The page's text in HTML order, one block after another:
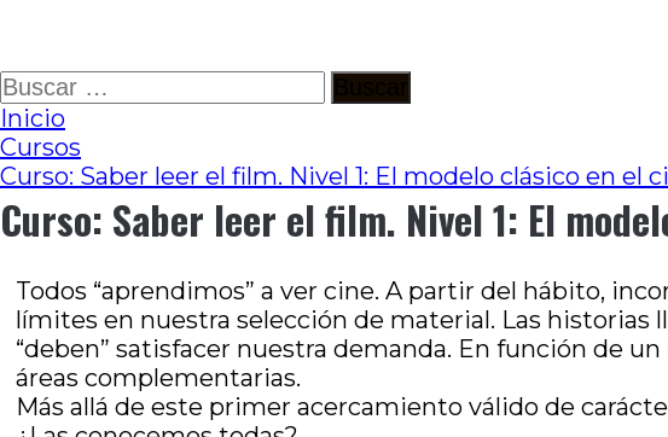
Ir
al
contenido
Buscar:
Inicio
Cursos
Curso: Saber leer el film. Nivel 1: El modelo clásico en el
Curso: Saber leer el film. Nivel 1: El
Todos “aprendimos” a ver cine. A partir del hábito,
límites en nuestra selección de material. Las historias
“deben” satisfacer nuestra demanda. En función de
áreas complementarias.
Más allá de este primer acercamiento válido de